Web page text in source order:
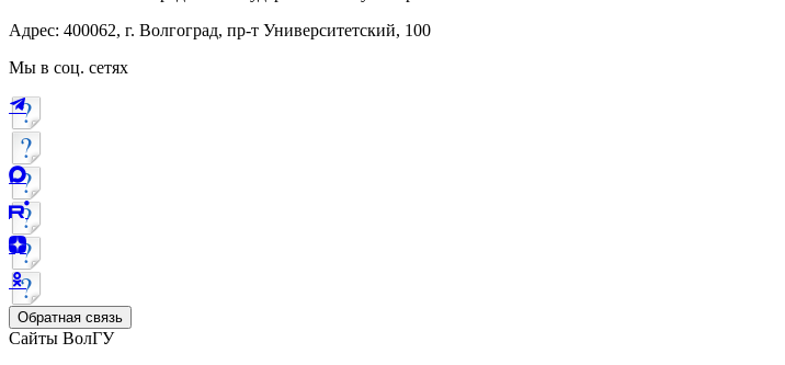
Адрес: 400062, г. Волгоград, пр-т Университетский, 100
Мы в соц. сетях
Обратная связь
Сайты ВолГУ